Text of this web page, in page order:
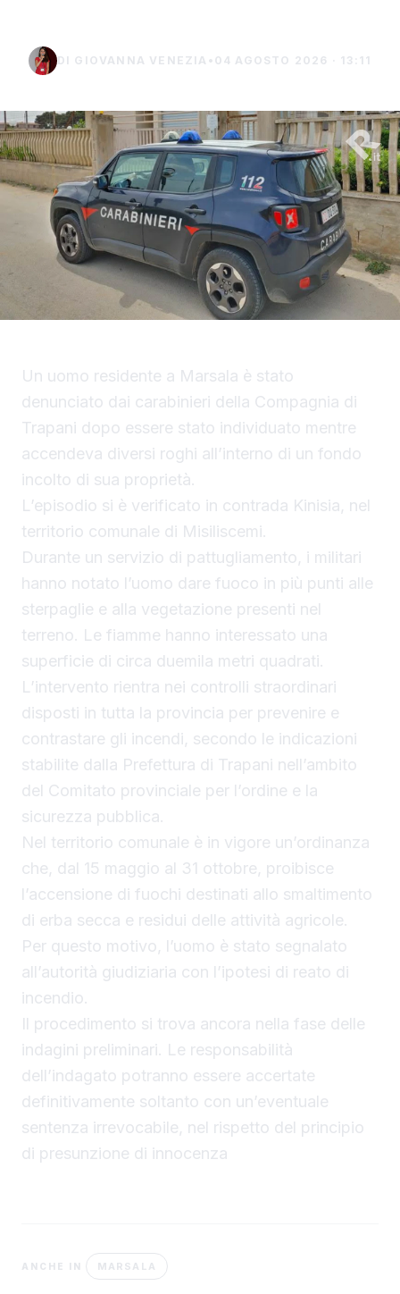
DI GIOVANNA VENEZIA • 04 AGOSTO 2026 · 13:11
Un uomo residente a Marsala è stato
denunciato dai carabinieri della Compagnia di
Trapani dopo essere stato individuato mentre
accendeva diversi roghi all’interno di un fondo
incolto di sua proprietà.
L’episodio si è verificato in contrada Kinisia, nel
territorio comunale di Misiliscemi.
Durante un servizio di pattugliamento, i militari
hanno notato l’uomo dare fuoco in più punti alle
sterpaglie e alla vegetazione presenti nel
terreno. Le fiamme hanno interessato una
superficie di circa duemila metri quadrati.
L’intervento rientra nei controlli straordinari
disposti in tutta la provincia per prevenire e
contrastare gli incendi, secondo le indicazioni
stabilite dalla Prefettura di Trapani nell’ambito
del Comitato provinciale per l’ordine e la
sicurezza pubblica.
Nel territorio comunale è in vigore un’ordinanza
che, dal 15 maggio al 31 ottobre, proibisce
l’accensione di fuochi destinati allo smaltimento
di erba secca e residui delle attività agricole.
Per questo motivo, l’uomo è stato segnalato
all’autorità giudiziaria con l’ipotesi di reato di
incendio.
Il procedimento si trova ancora nella fase delle
indagini preliminari. Le responsabilità
dell’indagato potranno essere accertate
definitivamente soltanto con un’eventuale
sentenza irrevocabile, nel rispetto del principio
di presunzione di innocenza
ANCHE IN MARSALA